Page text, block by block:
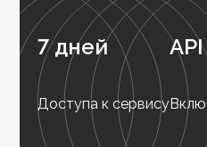
7 дней
Доступа к сервису
API